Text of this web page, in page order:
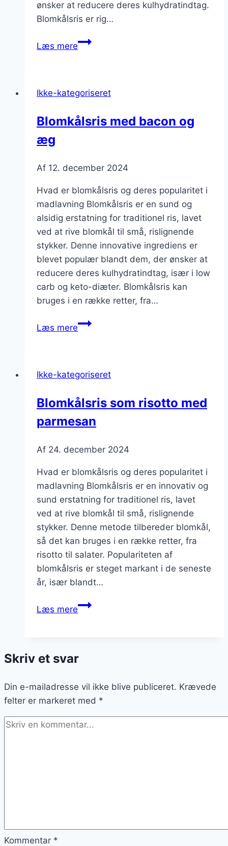
ønsker at reducere deres kulhydratindtag.
Blomkålsris er rig…
Læs mereBlomkålsris
citron
Ikke-kategoriseret
Blomkålsris med bacon og
æg
Af 12. december 2024
Hvad er blomkålsris og deres popularitet i
madlavning Blomkålsris er en sund og
alsidig erstatning for traditionel ris, lavet
ved at rive blomkål til små, rislignende
stykker. Denne innovative ingrediens er
blevet populær blandt dem, der ønsker at
reducere deres kulhydratindtag, især i low
carb og keto-diæter. Blomkålsris kan
bruges i en række retter, fra…
Læs mereBlomkålsris
æg
Ikke-kategoriseret
Blomkålsris som risotto med
parmesan
Af 24. december 2024
Hvad er blomkålsris og deres popularitet i
madlavning Blomkålsris er en innovativ og
sund erstatning for traditionel ris, lavet
ved at rive blomkål til små, rislignende
stykker. Denne metode tilbereder blomkål,
så det kan bruges i en række retter, fra
risotto til salater. Populariteten af
blomkålsris er steget markant i de seneste
år, især blandt…
Læs mereBlomkålsris
parmesan
Skriv et svar
Din e-mailadresse vil ikke blive publiceret. Krævede
felter er markeret med *
Kommentar *